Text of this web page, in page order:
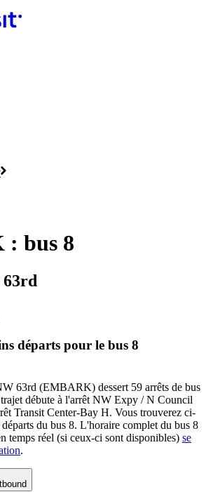
bus 8
63rd
départs pour le bus 8
63rd (EMBARK) dessert 59 arrêts de bus
débute à l'arrêt NW Expy / N Council
Transit Center-Bay H. Vous trouverez ci-
départs du bus 8. L'horaire complet du bus 8
temps réel (si ceux-ci sont disponibles) se
.